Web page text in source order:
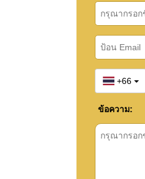
+66
ข้อความ: